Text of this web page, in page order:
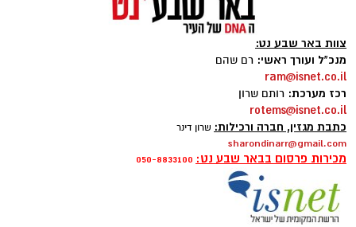
צוות באר שבע נט:
מנכ"ל ועורך ראשי: רם שהם
ram@isnet.co.il
רכז מערכת: רותם שרון
rotems@isnet.co.il
כתבת מגזין, חברה ורכילות: שרון דינר
sharondinarr@gmail.com
מכירות פרסום בבאר שבע נט: 050-8833100